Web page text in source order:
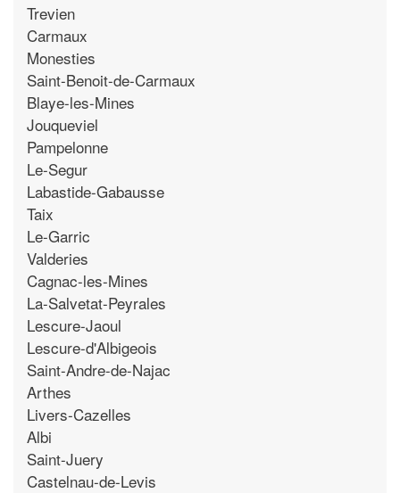
Trevien
Carmaux
Monesties
Saint-Benoit-de-Carmaux
Blaye-les-Mines
Jouqueviel
Pampelonne
Le-Segur
Labastide-Gabausse
Taix
Le-Garric
Valderies
Cagnac-les-Mines
La-Salvetat-Peyrales
Lescure-Jaoul
Lescure-d'Albigeois
Saint-Andre-de-Najac
Arthes
Livers-Cazelles
Albi
Saint-Juery
Castelnau-de-Levis